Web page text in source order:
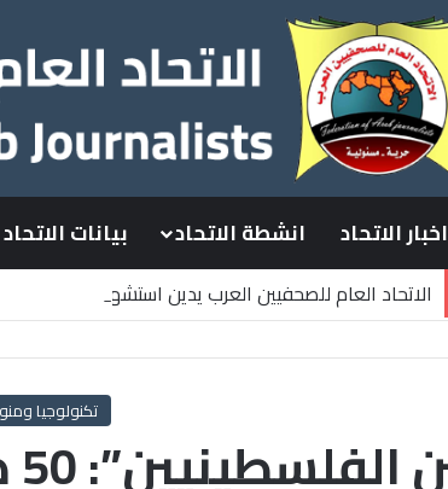
اخبار الاتحاد انشطة الاتحاد بيانات الاتحاد
الاتحاد العام للصحفيين العرب يدين استشهاد
تكنولوجيا